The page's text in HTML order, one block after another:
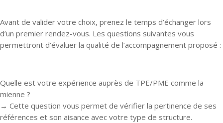
Avant de valider votre choix, prenez le temps d’échanger lors
d’un premier rendez-vous. Les questions suivantes vous
permettront d’évaluer la qualité de l’accompagnement proposé :
Quelle est votre expérience auprès de TPE/PME comme la
mienne ?
→ Cette question vous permet de vérifier la pertinence de ses
références et son aisance avec votre type de structure.